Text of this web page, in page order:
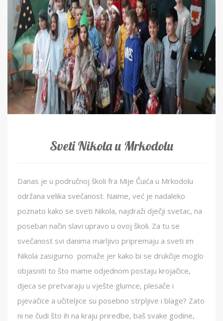
Sveti Nikola u Mrkodolu
Danas je u područnoj školi fra Mije Čuića u Mrkodolu
održana velika svečanost. Naime, već je nadaleko
poznato kako se sveti Nikola, najdraži dječji svetac, na
poseban način slavi upravo u ovoj školi. Za tu se
svečanost svi danima marljivo pripremaju a sveti im
Nikola zasigurno pomaže jer kako bi se drukčije moglo
objasniti to što mame odjednom postaju krojačice,
djeca se pretvaraju u vješte glumce, plesače i
pjevačice a učiteljice su posebno strpljive i blage? Zato
ni ne čudi što ih na kraju priredbe, baš svake godine,